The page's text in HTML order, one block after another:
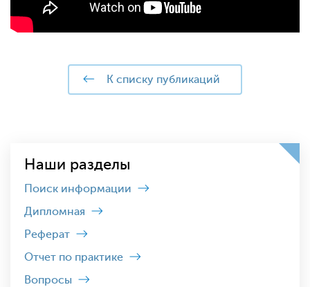
к списку публикаций
Наши разделы
Поиск информации
Дипломная
Реферат
Отчет по практике
Вопросы